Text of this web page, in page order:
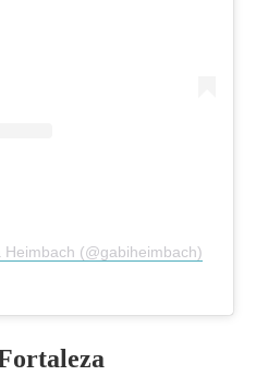
(@gabiheimbach)